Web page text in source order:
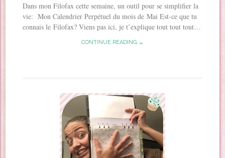
Dans mon Filofax cette semaine, un outil pour se simplifier la
vie: Mon Calendrier Perpétuel du mois de Mai Est-ce que tu
connais le Filofax? Viens pas ici, je t’explique tout tout tout…
CONTINUE READING →